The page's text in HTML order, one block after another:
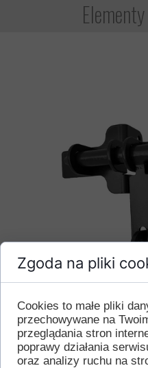
Rygiel trzpieniowy
38,00 PLN
Zgoda na pliki
Cookies to małe pliki
przechowywane na
przeglądania stron
poprawy działania
oraz analizy ruchu na